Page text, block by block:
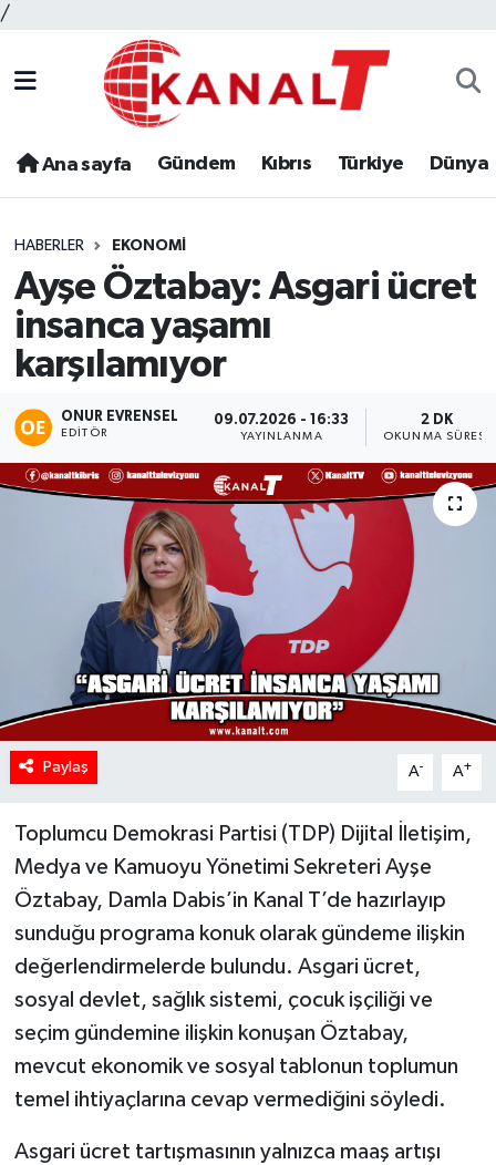
/
Ana sayfa Gündem Kıbrıs Türkiye Dünya
HABERLER EKONOMI
Ayşe Öztabay: Asgari ücret
insanca yaşamı
karşılamıyor
ONUR EVRENSEL
EDITÖR
09.07.2026 - 16:33
YAYINLANMA
2 DK
OKUNMA SÜRESI
Paylaş A- A+
Toplumcu Demokrasi Partisi (TDP) Dijital İletişim,
Medya ve Kamuoyu Yönetimi Sekreteri Ayşe
Öztabay, Damla Dabis’in Kanal T’de hazırlayıp
sunduğu programa konuk olarak gündeme ilişkin
değerlendirmelerde bulundu. Asgari ücret,
sosyal devlet, sağlık sistemi, çocuk işçiliği ve
seçim gündemine ilişkin konuşan Öztabay,
mevcut ekonomik ve sosyal tablonun toplumun
temel ihtiyaçlarına cevap vermediğini söyledi.
Asgari ücret tartışmasının yalnızca maaş artışı